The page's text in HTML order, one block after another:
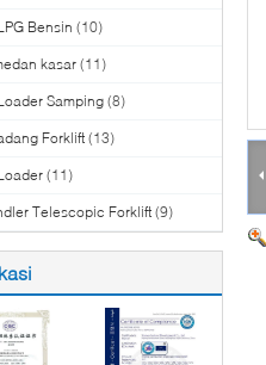
Bensin (10)
kasar(11)
Samping(8)
Forklift(13)
(11)
Telescopic Forklift (9)